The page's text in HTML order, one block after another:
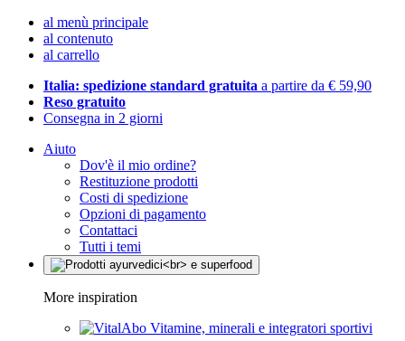
al menù principale
al contenuto
al carrello
Italia: spedizione standard gratuita a partire da € 59,90
Reso gratuito
Consegna in 2 giorni
Aiuto
Dov'è il mio ordine?
Restituzione prodotti
Costi di spedizione
Opzioni di pagamento
Contattaci
Tutti i temi
More inspiration
Vitamine, minerali e integratori sportivi